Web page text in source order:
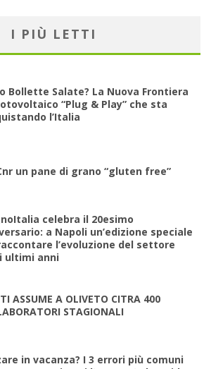
I PIÙ LETTI
Bollette Salate? La Nuova Frontiera
“Plug & Play” che sta
l’Italia
un pane di grano “gluten free”
celebra il 20esimo
a Napoli un’edizione speciale
l’evoluzione del settore
ultimi anni
ASSUME A OLIVETO CITRA 400
STAGIONALI
in vacanza? I 3 errori più comuni